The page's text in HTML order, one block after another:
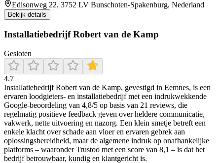
Edisonweg 22, 3752 LV Bunschoten-Spakenburg, Nederland
Bekijk details
Installatiebedrijf Robert van de Kamp
Gesloten
4.7
Installatiebedrijf Robert van de Kamp, gevestigd in Eemnes, is een
ervaren loodgieters- en installatiebedrijf met een indrukwekkende
Google-beoordeling van 4,8/5 op basis van 21 reviews, die
regelmatig positieve feedback geven over heldere communicatie,
vakwerk, nette uitvoering en nazorg. Een klein smetje betreft een
enkele klacht over schade aan vloer en ervaren gebrek aan
oplossingsbereidheid, maar de algemene indruk op onafhankelijke
platforms – waaronder Trustoo met een score van 8,1 – is dat het
bedrijf betrouwbaar, kundig en klantgericht is.